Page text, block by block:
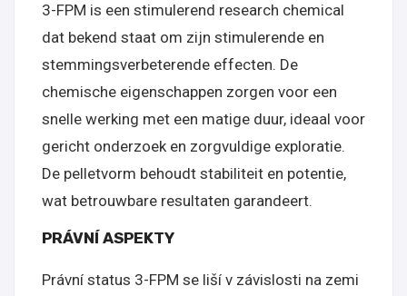
3-FPM is een stimulerend research chemical
dat bekend staat om zijn stimulerende en
stemmingsverbeterende effecten. De
chemische eigenschappen zorgen voor een
snelle werking met een matige duur, ideaal voor
gericht onderzoek en zorgvuldige exploratie.
De pelletvorm behoudt stabiliteit en potentie,
wat betrouwbare resultaten garandeert.
PRÁVNÍ ASPEKTY
Právní status 3-FPM se liší v závislosti na zemi